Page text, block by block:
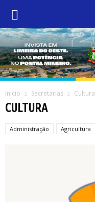
Inicio Secretarias Cultura
CULTURA
Administração Agricultura